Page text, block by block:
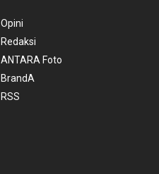
Opini
Redaksi
ANTARA Foto
BrandA
RSS